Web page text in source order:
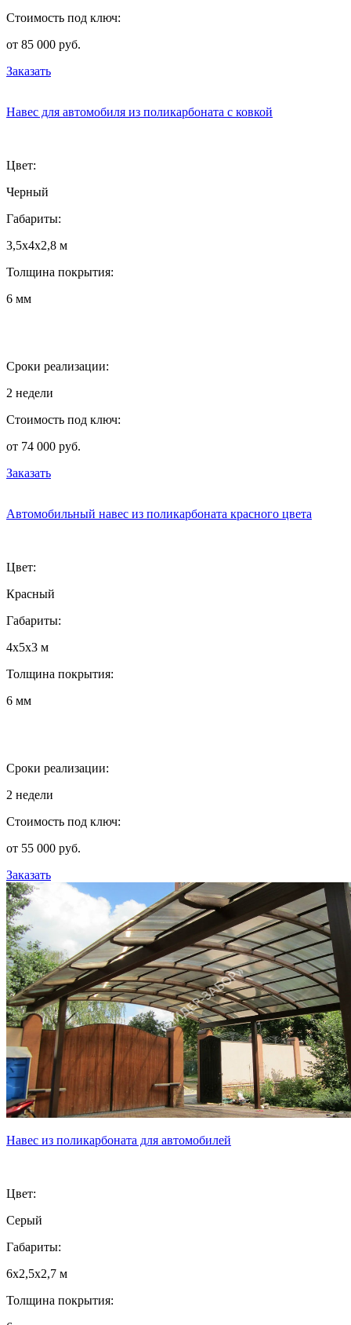
Стоимость под ключ:
от 85 000 руб.
Заказать
Навес для автомобиля из поликарбоната с ковкой
Цвет:
Черный
Габариты:
3,5х4х2,8 м
Толщина покрытия:
6 мм
Сроки реализации:
2 недели
Стоимость под ключ:
от 74 000 руб.
Заказать
Автомобильный навес из поликарбоната красного цвета
Цвет:
Красный
Габариты:
4х5х3 м
Толщина покрытия:
6 мм
Сроки реализации:
2 недели
Стоимость под ключ:
от 55 000 руб.
Заказать
Навес из поликарбоната для автомобилей
Цвет:
Серый
Габариты:
6х2,5х2,7 м
Толщина покрытия: